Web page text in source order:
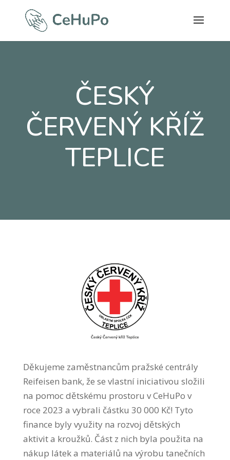
ČESKÝ
ČERVENÝ KŘÍŽ
TEPLICE
Děkujeme zaměstnancům pražské centrály
Reifeisen bank, že se vlastní iniciativou složili
na pomoc dětskému prostoru v CeHuPo v
roce 2023 a vybrali částku 30 000 Kč! Tyto
finance byly využity na rozvoj dětských
aktivit a kroužků. Část z nich byla použita na
nákup látek a materiálů na výrobu tanečních